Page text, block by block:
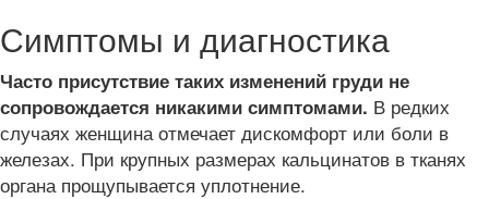
Симптомы и диагностика
Часто присутствие таких изменений груди не
сопровождается никакими симптомами. В редких
случаях женщина отмечает дискомфорт или боли в
железах. При крупных размерах кальцинатов в тканях
органа прощупывается уплотнение.